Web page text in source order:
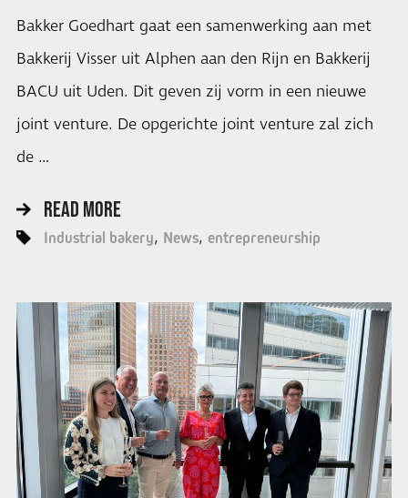
Bakker Goedhart gaat een samenwerking aan met
Bakkerij Visser uit Alphen aan den Rijn en Bakkerij
BACU uit Uden. Dit geven zij vorm in een nieuwe
joint venture. De opgerichte joint venture zal zich
de …
READ MORE
Industrial bakery News entrepreneurship